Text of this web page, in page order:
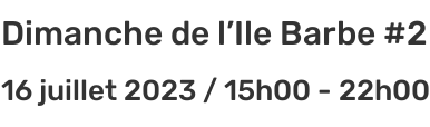
Dimanche de l’Ile Barbe #2
16 juillet 2023 / 15h00 - 22h00